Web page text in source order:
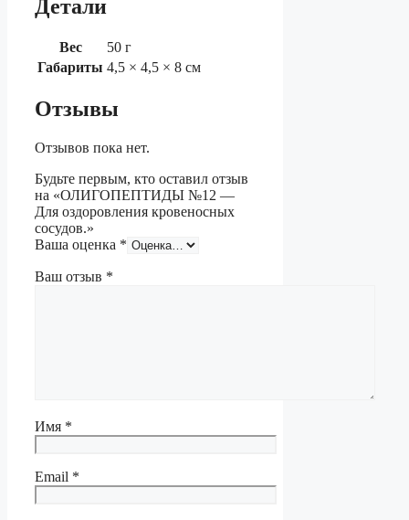
Детали
Вес
50 г
Габариты 4,5 × 4,5 × 8 см
Отзывы
Отзывов пока нет.
Будьте первым, кто оставил отзыв
на «ОЛИГОПЕПТИДЫ №12 —
Для оздоровления кровеносных
сосудов.»
Ваша оценка *
Ваш отзыв *
Имя *
Email *